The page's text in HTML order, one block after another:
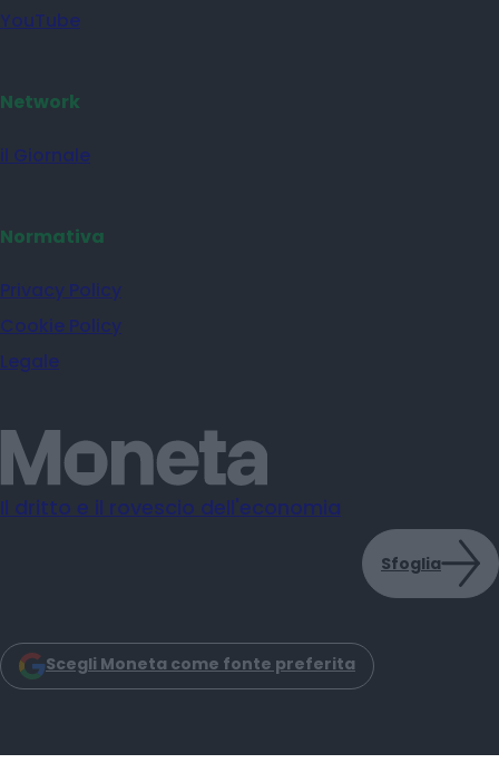
YouTube
Network
il Giornale
Normativa
Privacy Policy
Cookie Policy
Legale
Il dritto e il rovescio dell'economia
Sfoglia
Scegli Moneta come fonte preferita